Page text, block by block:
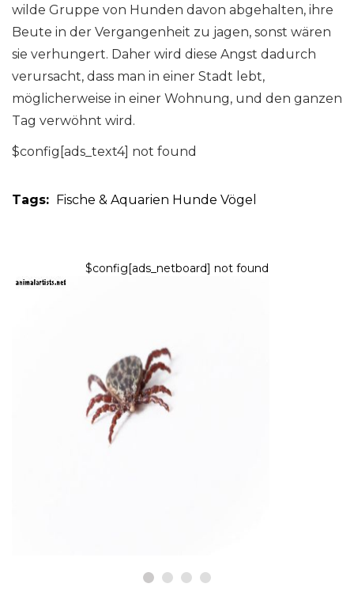
wilde Gruppe von Hunden davon abgehalten, ihre
Beute in der Vergangenheit zu jagen, sonst wären
sie verhungert. Daher wird diese Angst dadurch
verursacht, dass man in einer Stadt lebt,
möglicherweise in einer Wohnung, und den ganzen
Tag verwöhnt wird.
$config[ads_text4] not found
Tags: Fische & Aquarien Hunde Vögel
$config[ads_netboard] not found